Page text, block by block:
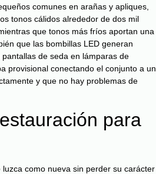
comunes en arañas y apliques,
tonos cálidos alrededor de dos mil
que tonos más fríos aportan una
que las bombillas LED generan
de seda en lámparas de
provisional conectando el conjunto a un
y que no hay problemas de
para
como nueva sin perder su carácter